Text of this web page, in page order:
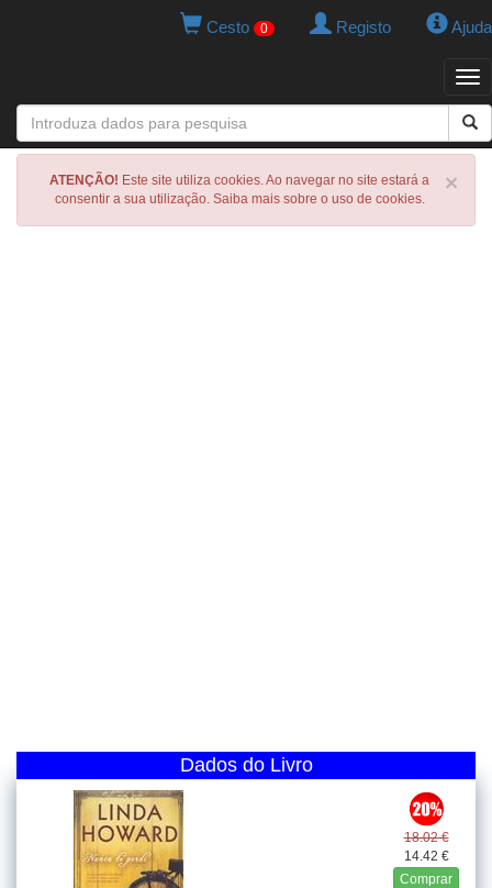
Cesto 0 Registo Ajuda
×
ATENÇÃO! Este site utiliza cookies. Ao navegar no site estará a
consentir a sua utilização. Saiba mais sobre o uso de cookies.
Dados do Livro
18.02 €
14.42 €
Comprar